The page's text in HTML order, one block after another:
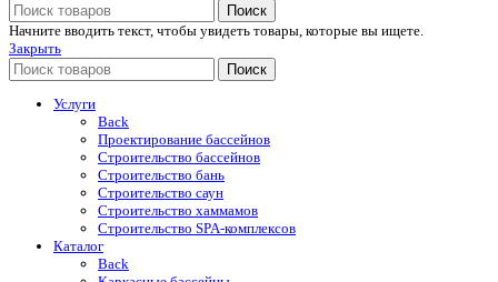
Поиск
Начните вводить текст, чтобы увидеть товары, которые вы ищете.
Закрыть
Поиск
Услуги
Back
Проектирование бассейнов
Строительство бассейнов
Строительство бань
Строительство саун
Строительство хаммамов
Строительство SPA-комплексов
Каталог
Back